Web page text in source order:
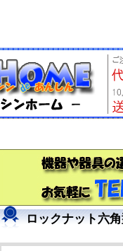
ロックナット六